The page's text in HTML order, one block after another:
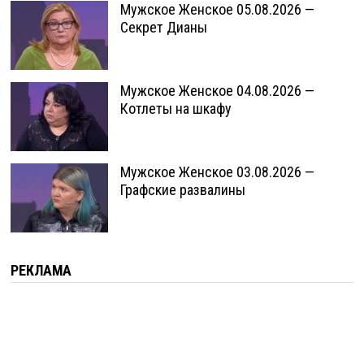
Мужское Женское 05.08.2026 —
Секрет Дианы
Мужское Женское 04.08.2026 —
Котлеты на шкафу
Мужское Женское 03.08.2026 —
Графские развалины
РЕКЛАМА